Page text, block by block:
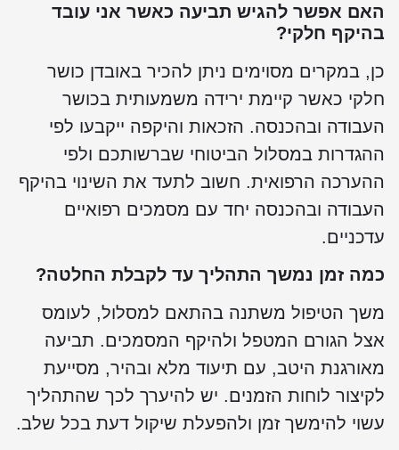
האם אפשר להגיש תביעה כאשר אני עובד
בהיקף חלקי?
כן, במקרים מסוימים ניתן להכיר באובדן כושר
חלקי כאשר קיימת ירידה משמעותית בכושר
העבודה ובהכנסה. הזכאות והיקפה ייקבעו לפי
ההגדרות במסלול הביטוחי שברשותכם ולפי
ההערכה הרפואית. חשוב לתעד את השינוי בהיקף
העבודה ובהכנסה יחד עם מסמכים רפואיים
עדכניים.
כמה זמן נמשך התהליך עד לקבלת החלטה?
משך הטיפול משתנה בהתאם למסלול, לעומס
אצל הגורם המטפל ולהיקף המסמכים. תביעה
מאורגנת היטב, עם תיעוד מלא ובהיר, מסייעת
לקיצור לוחות הזמנים. יש להיערך לכך שהתהליך
עשוי להימשך זמן ולהפעלת שיקול דעת בכל שלב.